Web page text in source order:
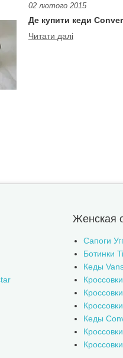
02 лютого 2015
Де купити кеди
Женская
Сапоги
Ботинки
Кеды
Кеды